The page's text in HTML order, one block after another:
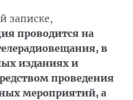
записке,
проводится на
в
изданиях и
проведения
мероприятий, а